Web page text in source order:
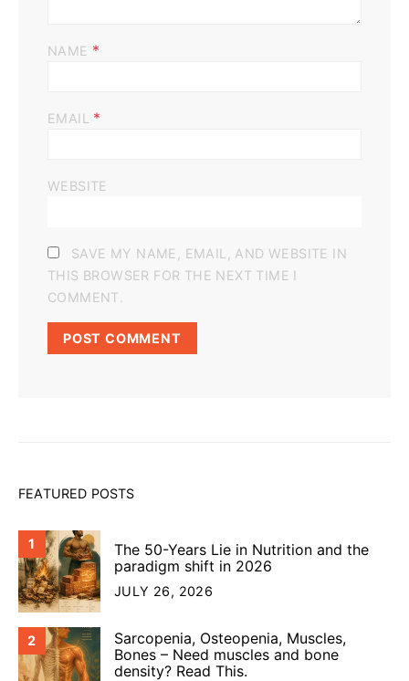
NAME *
EMAIL *
WEBSITE
SAVE MY NAME, EMAIL, AND WEBSITE IN
THIS BROWSER FOR THE NEXT TIME I
COMMENT.
FEATURED POSTS
1
The 50-Years Lie in Nutrition and the
paradigm shift in 2026
JULY 26, 2026
2
Sarcopenia, Osteopenia, Muscles,
Bones – Need muscles and bone
density? Read This.